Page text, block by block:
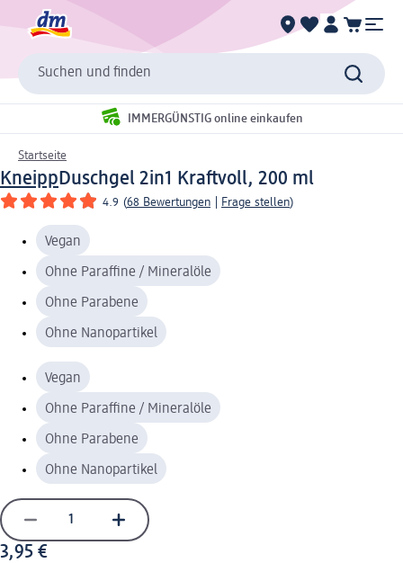
Suchen und finden
IMMERGÜNSTIG online einkaufen
Startseite
KneippDuschgel 2in1 Kraftvoll, 200 ml
4.9 (68 Bewertungen Frage stellen)
Vegan
Ohne Paraffine / Mineralöle
Ohne Parabene
Ohne Nanopartikel
Vegan
Ohne Paraffine / Mineralöle
Ohne Parabene
Ohne Nanopartikel
3,95 €